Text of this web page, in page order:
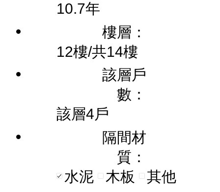
10.7年
樓層：
12樓/共14樓
該層戶
數：
該層4戶
隔間材
質：
水泥
木板 其他